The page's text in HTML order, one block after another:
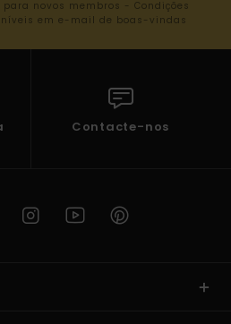
novos membros - Condições
em e-mail de boas-vindas
Contacte-nos